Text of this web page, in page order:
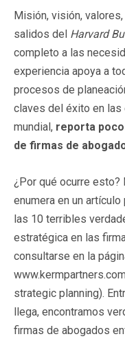
Misión, visión,
salidos del Harvard
completo a las
experiencia apoya a
procesos de
claves del éxito en
mundial, reporta
de firmas de
¿Por qué ocurre esto?
enumera en un
las 10 terribles
estratégica en las
consultarse en la
strategic planning).
llega, encontramos
firmas de abogados